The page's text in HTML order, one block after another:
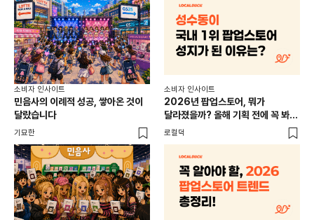
소비자 인사이트
민음사의 이례적 성공, 쌓아온 것이
달랐습니다
기묘한
소비자 인사이트
2026년 팝업스토어, 뭐가
달라졌을까? 올해 기획 전에 꼭 봐야
할 트렌드 4가지
로컬덕